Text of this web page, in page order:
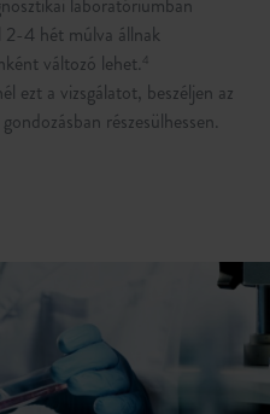
2-4 hét múlva állnak
változó lehet. 4
ezt a vizsgálatot, beszéljen az
részesülhessen.